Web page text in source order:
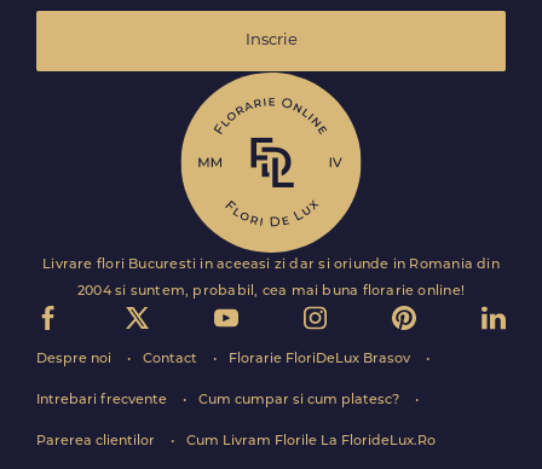
Inscrie
Livrare flori Bucuresti in aceeasi zi dar si oriunde in Romania din
2004 si suntem, probabil, cea mai buna florarie online!
Despre noi Contact Florarie FloriDeLux Brasov
Intrebari frecvente Cum cumpar si cum platesc?
Parerea clientilor Cum Livram Florile La FlorideLux.Ro